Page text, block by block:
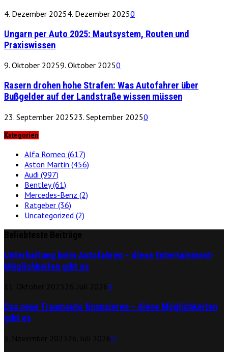
4. Dezember 20254. Dezember 20250
Ungarn per Auto 2025: Mautsystem, Routen und
Praxiswissen
9. Oktober 20259. Oktober 20250
Rasern drohen hohe Strafen: Was Autofahrer über
Bußgelder auf der Landstraße wissen müssen
23. September 202523. September 20250
Kategorien
Alfa Romeo (617)
Aston Martin (456)
Audi (997)
Bentley(61)
Mercedes-Benz (2)
Ratgeber (36)
Uncategorized (2)
Unterhaltung beim Autofahren – diese Entertainment-
Möglichkeiten gibt es
0
Das neue Traumauto finanzieren – diese Möglichkeiten
gibt es
0